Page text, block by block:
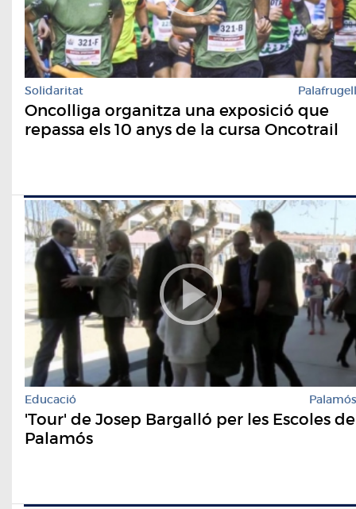
Solidaritat Palafrugell
Oncolliga organitza una exposició que
repassa els 10 anys de la cursa Oncotrail
Educació Palamós
'Tour' de Josep Bargalló per les Escoles de
Palamós